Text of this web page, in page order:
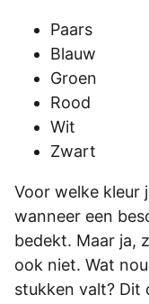
Paars
Blauw
Groen
Rood
Wit
Zwart
Voor welke kleur
wanneer een
bedekt. Maar ja,
ook niet. Wat
stukken valt? Dit